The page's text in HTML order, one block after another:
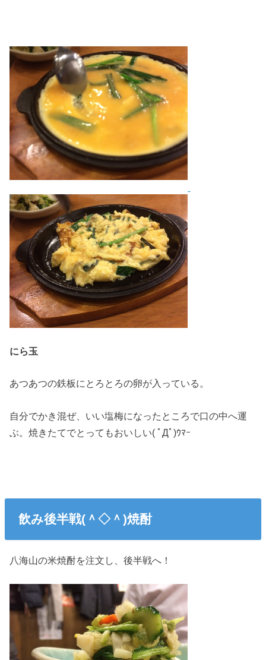
にら玉
あつあつの鉄板にとろとろの卵が入っている。
自分でかき混ぜ、いい塩梅になったところで口の中へ運
ぶ。焼きたてでとってもおいしい( ﾟДﾟ)ｳﾏｰ
飲み後半戦(＾◇＾)焼酎
八海山の米焼酎を注文し、後半戦へ！